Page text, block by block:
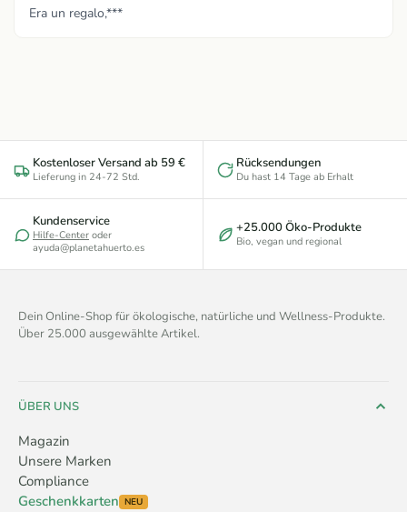
Era un regalo,***
Kostenloser Versand ab 59 €
Lieferung in 24-72 Std.
Rücksendungen
Du hast 14 Tage ab Erhalt
Kundenservice
Hilfe-Center oder
ayuda@planetahuerto.es
+25.000 Öko-Produkte
Bio, vegan und regional
Dein Online-Shop für ökologische, natürliche und Wellness-Produkte.
Über 25.000 ausgewählte Artikel.
ÜBER UNS
Magazin
Unsere Marken
Compliance
Geschenkkarten NEU